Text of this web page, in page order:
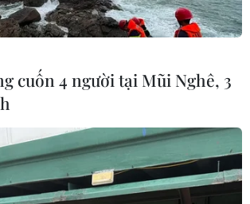
cuốn 4 người tại Mũi Nghê, 3